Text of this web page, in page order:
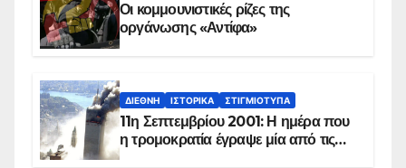
Οι κομμουνιστικές ρίζες της
οργάνωσης «Αντίφα»
ΔΙΕΘΝΉ ΙΣΤΟΡΙΚΆ ΣΤΙΓΜΙΌΤΥΠΑ
11η Σεπτεμβρίου 2001: Η ημέρα που
η τρομοκρατία έγραψε μία από τις